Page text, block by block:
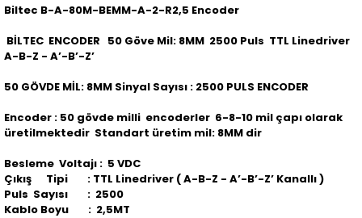
Biltec B-A-80M-BEMM-A-2-R2,5 Encoder
BİLTEC ENCODER 50 Göve Mil: 8MM 2500 Puls TTL Linedriver
A-B-Z - A’-B’-Z’
50 GÖVDE MİL: 8MM Sinyal Sayısı : 2500 PULS ENCODER
Encoder : 50 gövde milli encoderler 6-8-10 mil çapı olarak
üretilmektedir Standart üretim mil: 8MM dir
Besleme Voltajı : 5 VDC
Çıkış Tipi : TTL Linedriver ( A-B-Z - A’-B’-Z’ Kanallı )
Puls Sayısı : 2500
Kablo Boyu : 2,5MT